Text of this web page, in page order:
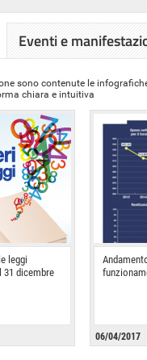
Eventi e
sono contenute le
chiara e intuitiva
leggi
31 dicembre
06/04/2017